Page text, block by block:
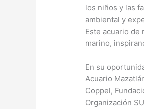
los niños y las
ambiental y
Este acuario de
marino,
En su
Acuario
Coppel,
Organización